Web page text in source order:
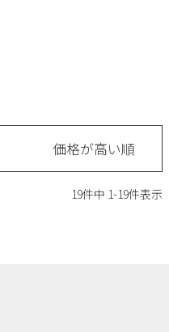
価格が高い順
19件中 1-19件表示